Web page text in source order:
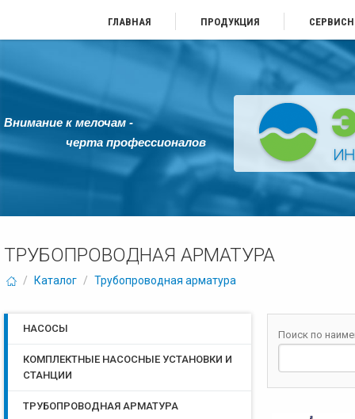
ГЛАВНАЯ ПРОДУКЦИЯ
Внимание к мелочам -
черта профессионалов
ТРУБОПРОВОДНАЯ АРМАТУРА
/ Каталог / Трубопроводная арматура
Поиск по
НАСОСЫ
КОМПЛЕКТНЫЕ НАСОСНЫЕ УСТАНОВКИ И
СТАНЦИИ
ТРУБОПРОВОДНАЯ АРМАТУРА